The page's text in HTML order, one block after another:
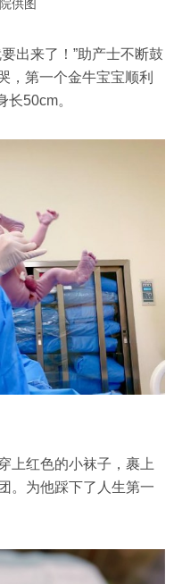
供图
出来了！”助产士不断鼓
，第一个金牛宝宝顺利
50cm。
上红色的小袜子，裹上
。为他踩下了人生第一